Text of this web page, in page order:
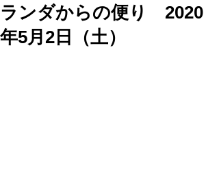
ランダからの便り 2020
年5月2日（土）